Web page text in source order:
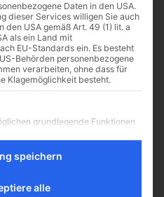
20.
in
Daten in den USA.
dieser Services willigen Sie auch
den USA gemäß Art. 49 (1) lit. a
als ein Land mit
EU-Standards ein. Es besteht
Behörden personenbezogene
verarbeiten, ohne dass für
Klagemöglichkeit besteht.
Gruppen, für die eine
grundlegende Funktionen
wie unsere Besucher mit unserer
speichern
alle